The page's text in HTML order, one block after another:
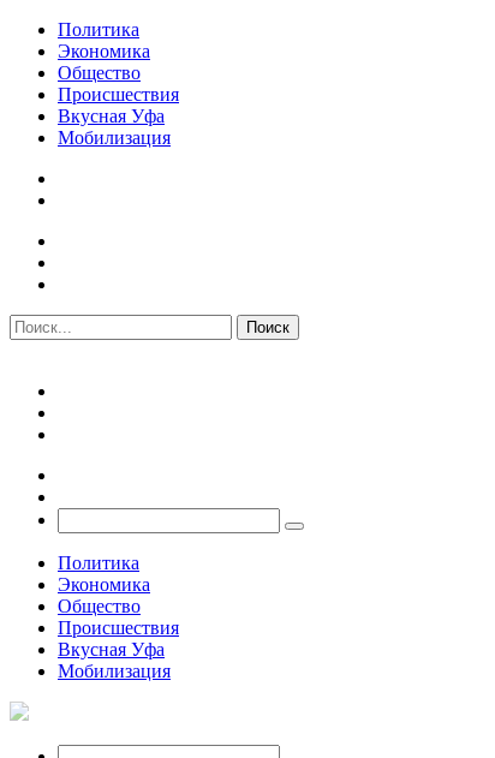
Политика
Экономика
Общество
Происшествия
Вкусная Уфа
Мобилизация
Политика
Экономика
Общество
Происшествия
Вкусная Уфа
Мобилизация